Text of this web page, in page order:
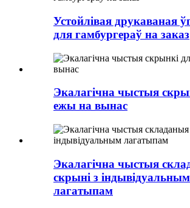
Устойлівая друкаваная
для гамбургераў на заказ
Экалагічна чыстыя
ежы на вынас
Экалагічна чыстыя
скрыні з індывідуальным
лагатыпам